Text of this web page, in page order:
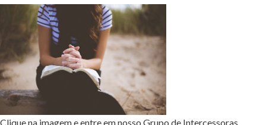
Clique na imagem e entre em nosso Grupo de Intercessoras